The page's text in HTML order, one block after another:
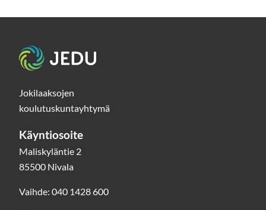
Etusivu
Jokilaaksojen
koulutuskuntayhtymä
Käyntiosoite
Maliskyläntie 2
85500 Nivala
Vaihde: 040 1428 600